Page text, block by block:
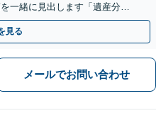
一緒に見出します「遺産分割
／遺言書作成など」
見る
メールでお問い合わせ